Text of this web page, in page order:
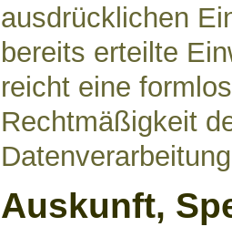
ausdrücklichen
bereits erteilte
reicht eine
Rechtmäßigkeit
Auskunft,